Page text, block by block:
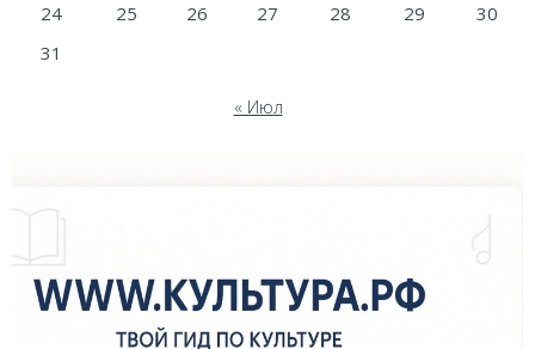
24
25 26 27 28 29
30
31
« Июл